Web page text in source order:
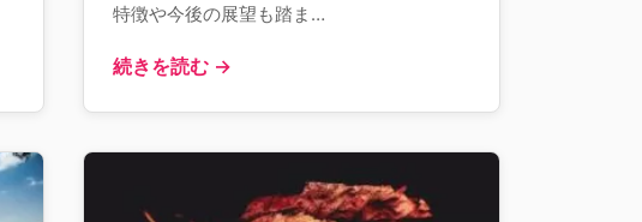
特徴や今後の展望も踏ま…
続きを読む →